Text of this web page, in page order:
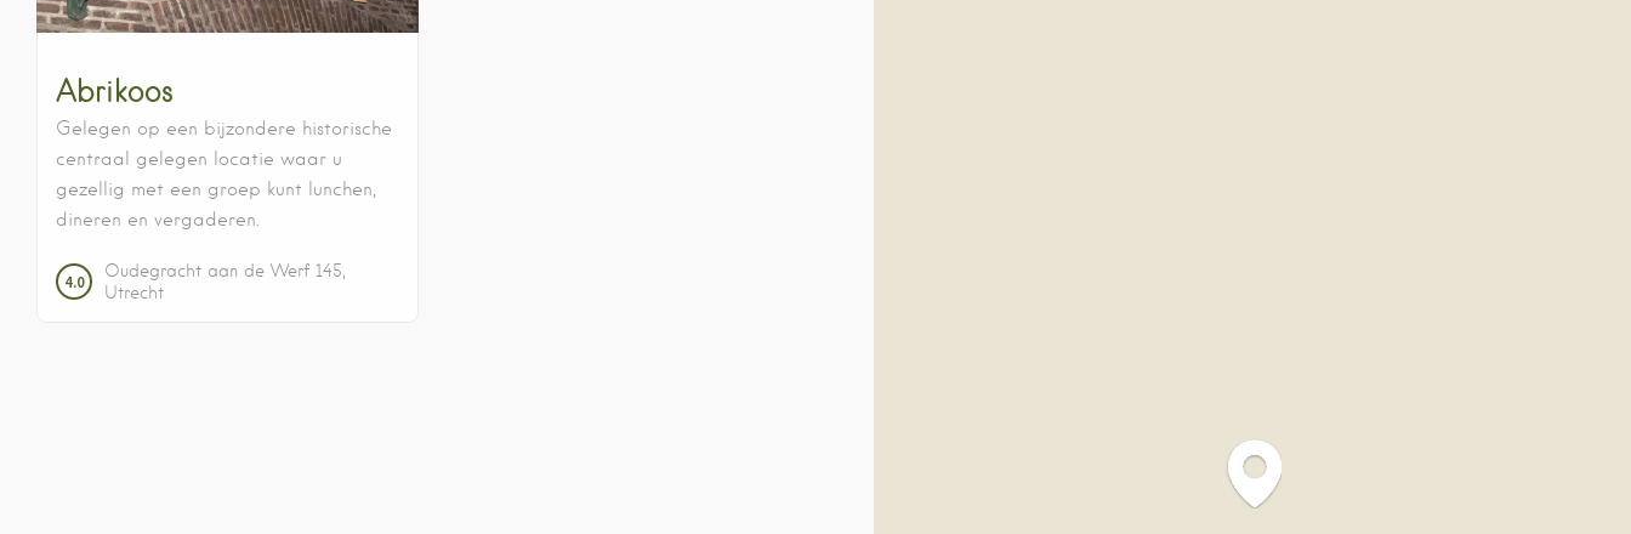
Abrikoos
Gelegen op een bijzondere historische
centraal gelegen locatie waar u
gezellig met een groep kunt lunchen,
dineren en vergaderen.
4.0
Oudegracht aan de Werf 145
Utrecht